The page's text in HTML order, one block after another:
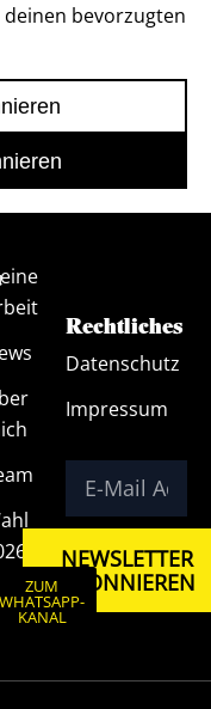
bevorzugten
ZUM
WHATSAPP-
KANAL
Rechtliches
Datenschutz
Impressum
NEWSLETTER
ABONNIEREN